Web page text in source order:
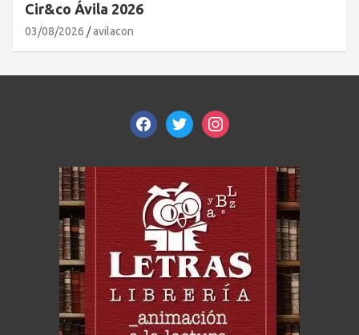
Cir&co Ávila 2026
03/08/2026 avilacon
facebooktwitterinstagram